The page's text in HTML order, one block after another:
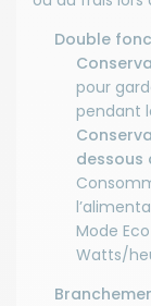
Double
pour
pendant
dessous
Mode
Watts/